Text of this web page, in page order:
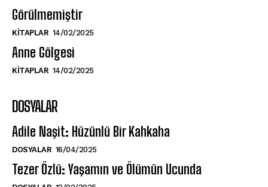
Görülmemiştir
KITAPLAR 14/02/2025
Anne Gölgesi
KITAPLAR 14/02/2025
DOSYALAR
Adile Naşit: Hüzünlü Bir Kahkaha
DOSYALAR 16/04/2025
Tezer Özlü: Yaşamın ve Ölümün Ucunda